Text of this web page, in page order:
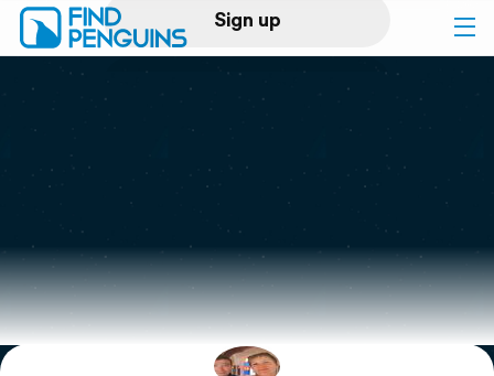
Sign up
Log in
Print a book
Flyover video
Explore